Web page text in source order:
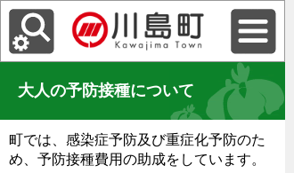
大人の予防接種について
町では、感染症予防及び重症化予防のた
め、予防接種費用の助成をしています。